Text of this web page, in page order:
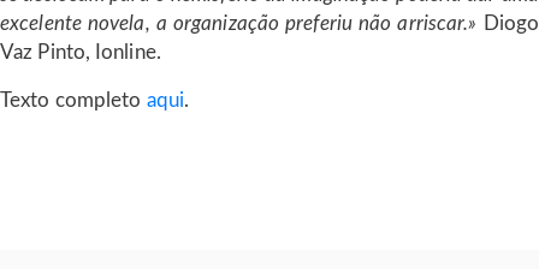
excelente novela, a organização preferiu não arriscar.» Diogo
Vaz Pinto, Ionline.
Texto completo aqui.